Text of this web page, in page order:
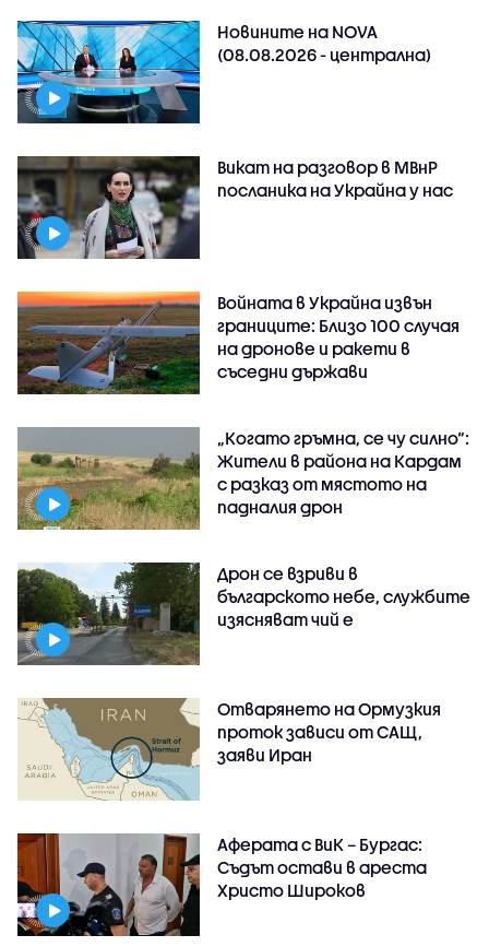
Новините на NOVA
(08.08.2026 - централна)
Викат на разговор в МВнР
посланика на Украйна у нас
Войната в Украйна извън
границите: Близо 100 случая
на дронове и ракети в
съседни държави
„Когато гръмна, се чу силно“:
Жители в района на Кардам
с разказ от мястото на
падналия дрон
Дрон се взриви в
българското небе, службите
изясняват чий е
Отварянето на Ормузкия
проток зависи от САЩ,
заяви Иран
Аферата с ВиК – Бургас:
Съдът остави в ареста
Христо Широков